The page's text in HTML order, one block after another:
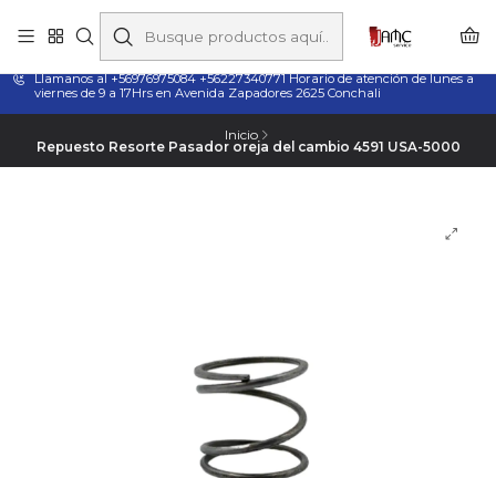
Taladros Magnéticos en Chile | Venta, Arriendo y Servicio
Técnico
Llamanos al +56976975084 +56227340771 Horario de atención de lunes a
viernes de 9 a 17Hrs en Avenida Zapadores 2625 Conchali
Inicio
Repuesto Resorte Pasador oreja del cambio 4591 USA-5000